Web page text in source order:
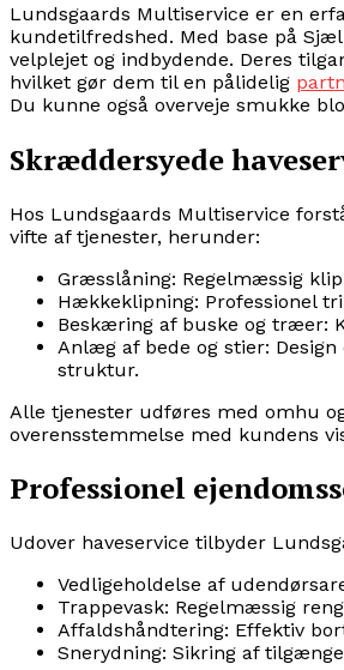
Lundsgaards Multiservice er en
kundetilfredshed. Med base på
velplejet og indbydende. Deres
hvilket gør dem til en pålidelig
Du kunne også overveje smukke
Skræddersyede
Hos Lundsgaards Multiservice
vifte af tjenester, herunder:
Græsslåning: Regelmæssig
Hækkeklipning: Professionel
Beskæring af buske og træer:
Anlæg af bede og stier:
struktur.
Alle tjenester udføres med omhu
overensstemmelse med kundens
Professionel
Udover haveservice tilbyder
Vedligeholdelse af
Trappevask: Regelmæssig
Affaldshåndtering: Effektiv
Snerydning: Sikring af